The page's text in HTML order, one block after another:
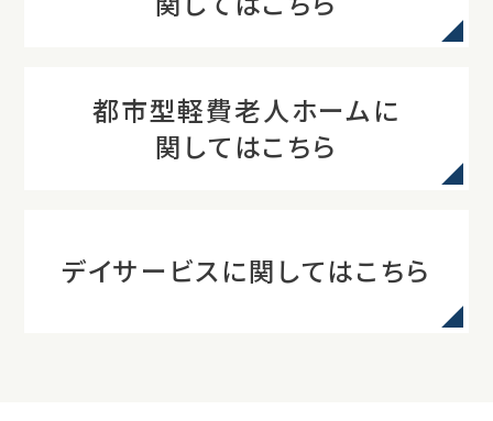
都市型軽費老人ホームに
関してはこちら
デイサービスに関してはこちら